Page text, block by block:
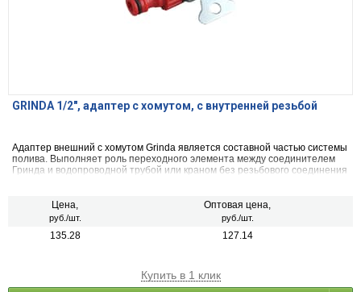
GRINDA 1/2", адаптер с хомутом, с внутренней резьбой
Адаптер внешний с хомутом Grinda является составной частью системы
полива. Выполняет роль переходного элемента между соединителем
Гринда и водопроводной трубой или краном без резьбового соединения
Цена,
руб./шт.
Оптовая цена,
руб./шт.
135.28 127.14
Купить в 1 клик